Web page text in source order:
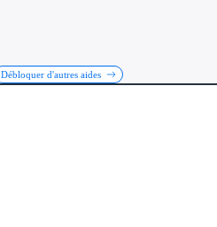
Débloquer d'autres aides